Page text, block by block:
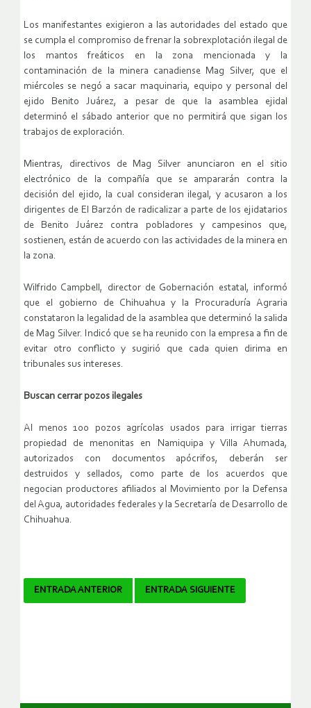
Los manifestantes exigieron a las autoridades del estado que
se cumpla el compromiso de frenar la sobrexplotación ilegal de
los mantos freáticos en la zona mencionada y la
contaminación de la minera canadiense Mag Silver, que el
miércoles se negó a sacar maquinaria, equipo y personal del
ejido Benito Juárez, a pesar de que la asamblea ejidal
determinó el sábado anterior que no permitirá que sigan los
trabajos de exploración.
Mientras, directivos de Mag Silver anunciaron en el sitio
electrónico de la compañía que se ampararán contra la
decisión del ejido, la cual consideran ilegal, y acusaron a los
dirigentes de El Barzón de radicalizar a parte de los ejidatarios
de Benito Juárez contra pobladores y campesinos que,
sostienen, están de acuerdo con las actividades de la minera en
la zona.
Wilfrido Campbell, director de Gobernación estatal, informó
que el gobierno de Chihuahua y la Procuraduría Agraria
constataron la legalidad de la asamblea que determinó la salida
de Mag Silver. Indicó que se ha reunido con la empresa a fin de
evitar otro conflicto y sugirió que cada quien dirima en
tribunales sus intereses.
Buscan cerrar pozos ilegales
Al menos 100 pozos agrícolas usados para irrigar tierras
propiedad de menonitas en Namiquipa y Villa Ahumada,
autorizados con documentos apócrifos, deberán ser
destruidos y sellados, como parte de los acuerdos que
negocian productores afiliados al Movimiento por la Defensa
del Agua, autoridades federales y la Secretaría de Desarrollo de
Chihuahua.
Navegador
ENTRADA ANTERIOR ENTRADA SIGUIENTE